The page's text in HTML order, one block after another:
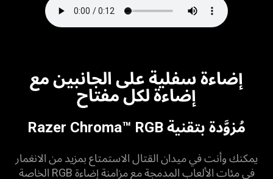
إضاءة سفلية على الجانبين مع
إضاءة لكل مفتاح
مُزوَّدة بتقنية Razer Chroma™ RGB
يمكنك وأنت في ميدان القتال الاستمتاع بمزيد من الانغمار
في مئات الألعاب المدمجة مع مزامنة إضاءة RGB الخاصة